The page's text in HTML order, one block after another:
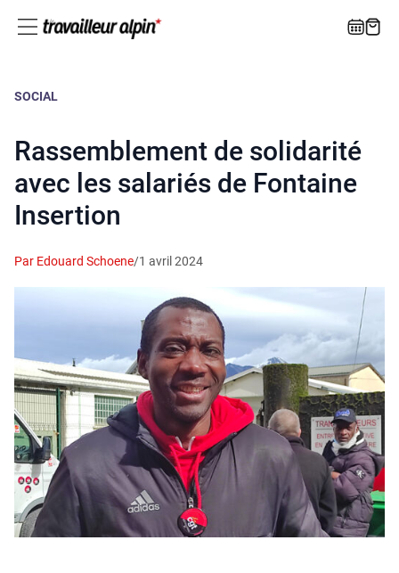
SOCIAL
Rassemblement de solidarité
avec les salariés de Fontaine
Insertion
Par Edouard Schoene/1 avril 2024